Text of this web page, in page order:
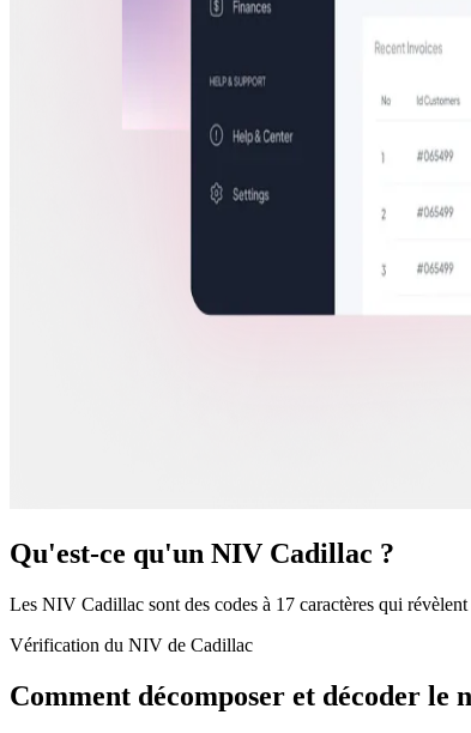
Qu'est-ce qu'un NIV Cadillac ?
Les NIV Cadillac sont des codes à 17 caractères qui
Vérification du NIV de Cadillac
Comment décomposer et décoder